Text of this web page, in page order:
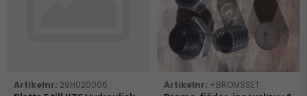
29H020006 +BROMSSET